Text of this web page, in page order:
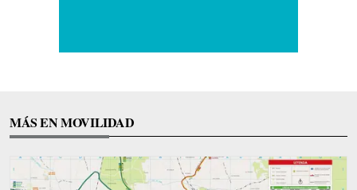
MÁS EN MOVILIDAD